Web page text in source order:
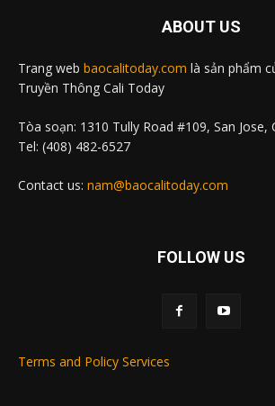
ABOUT US
Trang web baocalitoday.com là sản phẩm
Truyền Thông Cali Today
Tòa soạn: 1310 Tully Road #109, San Jose,
Tel: (408) 482-6527
Contact us: nam@baocalitoday.com
FOLLOW US
Terms and Policy Services